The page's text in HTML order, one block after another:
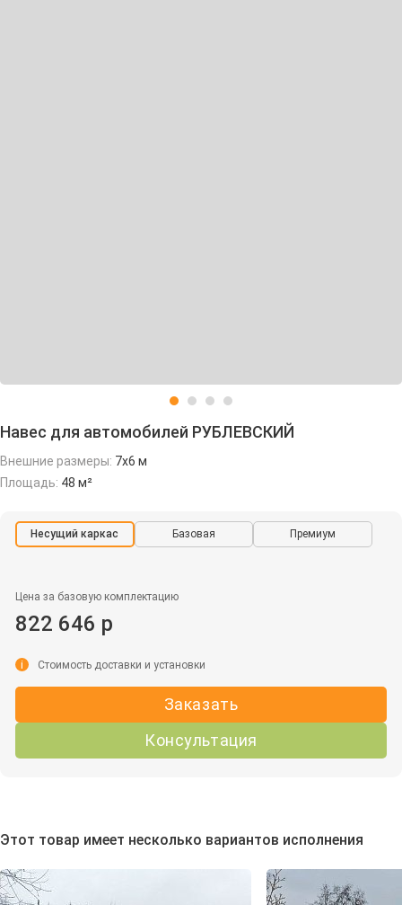
Навес для автомобилей РУБЛЕВСКИЙ
Внешние размеры: 7х6 м
Площадь: 48 м²
Несущий каркас Базовая Премиум
Цена за базовую комплектацию
822 646 р
Заказать
Консультация
i Стоимость доставки и установки
Этот товар имеет несколько вариантов исполнения